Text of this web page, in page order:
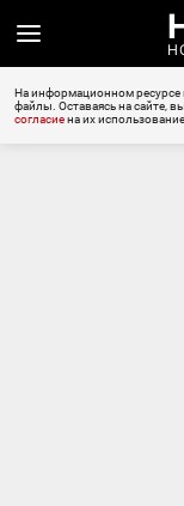
На информационном ресурсе
файлы. Оставаясь на сайте,
согласиена их использование.